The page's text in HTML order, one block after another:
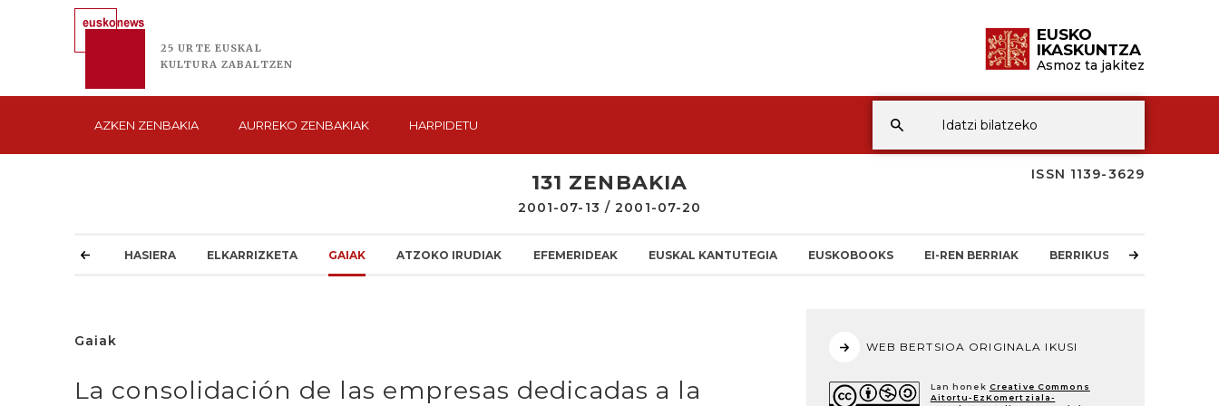
25 URTE EUSKAL
KULTURA ZABALTZEN
EUSKO
IKASKUNTZA
Asmoz ta jakitez
AZKEN ZENBAKIA AURREKO ZENBAKIAK HARPIDETU
ISSN 1139-3629
131 ZENBAKIA
2001-07-13 / 2001-07-20
HASIERA ELKARRIZKETA GAIAK ATZOKO IRUDIAK EFEMERIDEAK EUSKAL KANTUTEGIA EUSKOBOOKS EI-REN BERRIAK BERRIKUSKETAK
Gaiak
La consolidación de las empresas dedicadas a la
WEB BERTSIOA ORIGINALA IKUSI
Lan honek Creative Commons
Aitortu-EzKomertziala-